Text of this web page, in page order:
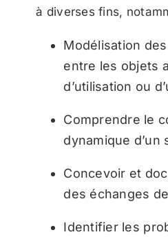
à diverses fins,
Modélisation
entre les objets
d’utilisation ou
Comprendre le
dynamique d’un
Concevoir et
des échanges
Identifier les